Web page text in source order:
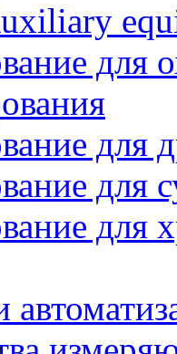
для
для
для
для